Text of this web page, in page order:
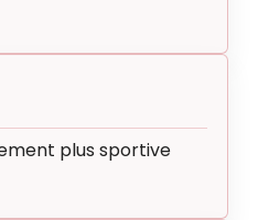
plus sportive